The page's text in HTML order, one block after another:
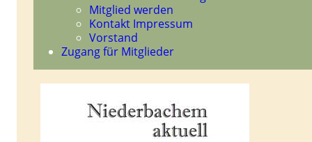
Mitglied werden
Kontakt Impressum
Vorstand
Zugang für Mitglieder